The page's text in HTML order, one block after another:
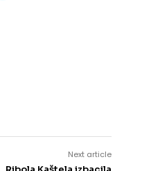
Next article